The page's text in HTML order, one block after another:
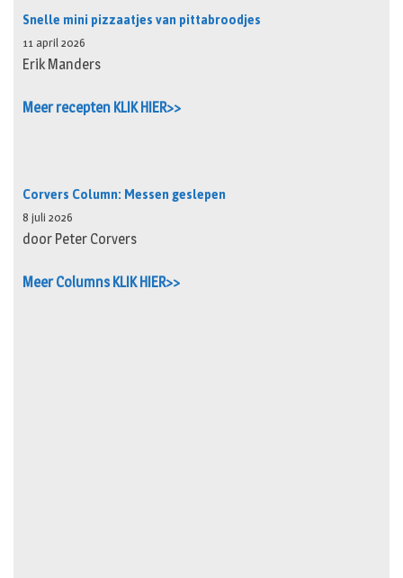
Snelle mini pizzaatjes van pittabroodjes
11 april 2026
Erik Manders
Meer recepten KLIK HIER>>
Corvers Column: Messen geslepen
8 juli 2026
door Peter Corvers
Meer Columns KLIK HIER>>